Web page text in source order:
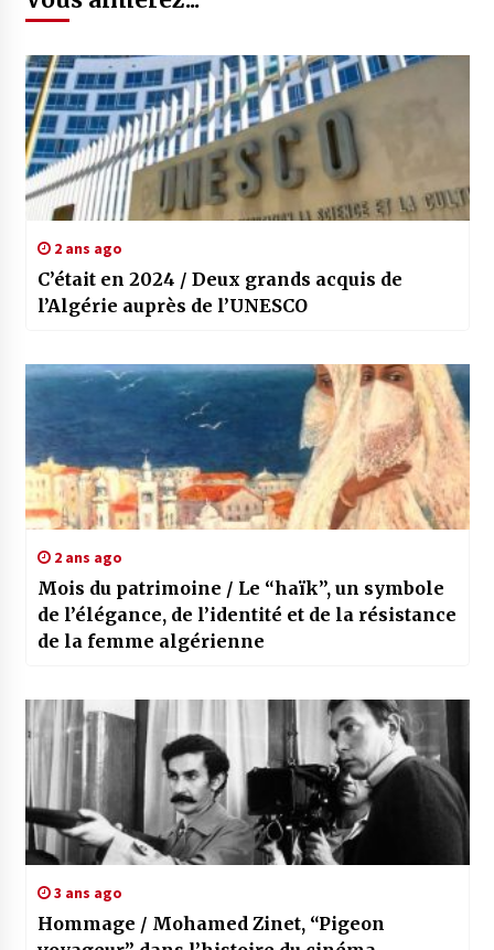
2 ans ago
C’était en 2024 / Deux grands acquis de
l’Algérie auprès de l’UNESCO
2 ans ago
Mois du patrimoine / Le “haïk”, un symbole
de l’élégance, de l’identité et de la résistance
de la femme algérienne
3 ans ago
Hommage / Mohamed Zinet, “Pigeon